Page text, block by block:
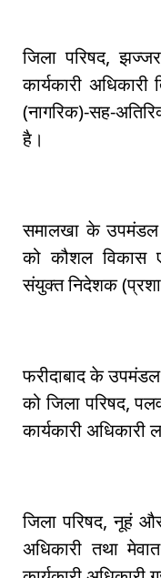
जिला परिषद,
कार्यकारी
(नागरिक)-सह-
है।
समालखा के उपमंडल
को कौशल विकास
संयुक्त निदेशक
फरीदाबाद के
को जिला परिषद,
कार्यकारी अधिकारी
जिला परिषद, नूहं
अधिकारी तथा